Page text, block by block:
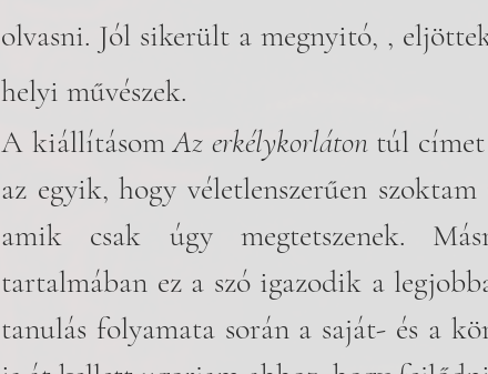
olvasni. Jól sikerült a megnyitó, ,
helyi művészek.
A kiállításom Az erkélykorláton túl címet
az egyik, hogy véletlenszerűen
amik csak úgy megtetszenek.
tartalmában ez a szó igazodik a
tanulás folyamata során a saját- és a